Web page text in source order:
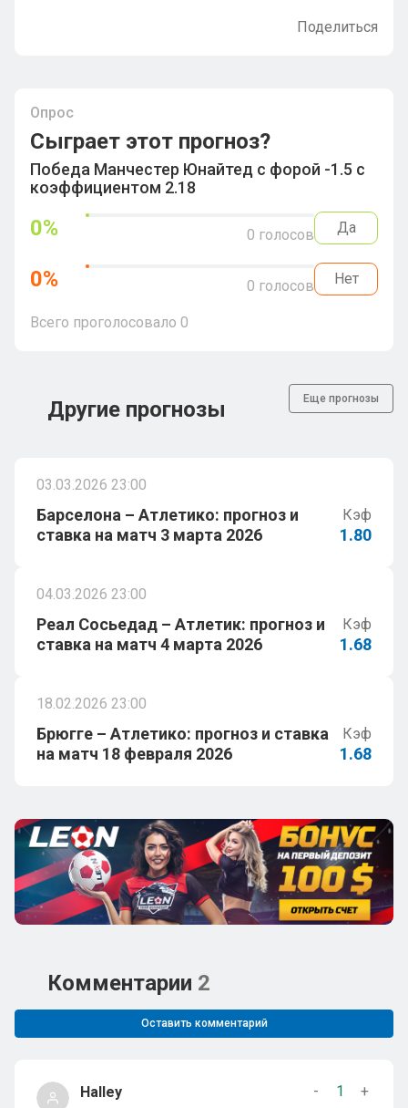
Поделиться
Опрос
Сыграет этот прогноз?
Победа Манчестер Юнайтед с форой -1.5 с
коэффициентом 2.18
0% 0 голосов Да
0% 0 голосов Нет
Всего проголосовало 0
Другие прогнозы Еще прогнозы
03.03.2026 23:00
Барселона – Атлетико: прогноз и
ставка на матч 3 марта 2026
Кэф
1.80
04.03.2026 23:00
Реал Сосьедад – Атлетик: прогноз и
ставка на матч 4 марта 2026
Кэф
1.68
18.02.2026 23:00
Брюгге – Атлетико: прогноз и ставка
на матч 18 февраля 2026
Кэф
1.68
Комментарии 2
Оставить комментарий
Halley - 1
+